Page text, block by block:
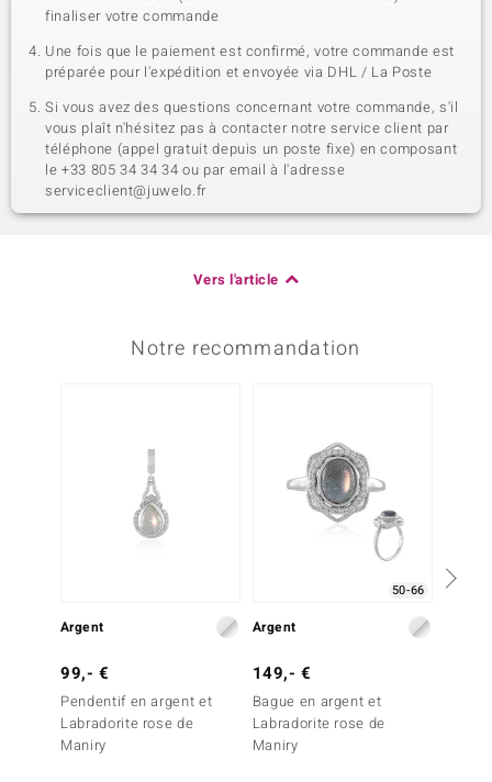
finaliser votre commande
Une fois que le paiement est confirmé, votre commande est
préparée pour l'expédition et envoyée via DHL / La Poste
Si vous avez des questions concernant votre commande, s'il
vous plaît n'hésitez pas à contacter notre service client par
téléphone (appel gratuit depuis un poste fixe) en composant
le +33 805 34 34 34 ou par email à l'adresse
serviceclient@juwelo.fr
Vers l'article
Notre recommandation
Argent
99,- €
Pendentif en argent et
Labradorite rose de
Maniry
50-66
Argent
149,- €
Bague en argent et
Labradorite rose de
Maniry